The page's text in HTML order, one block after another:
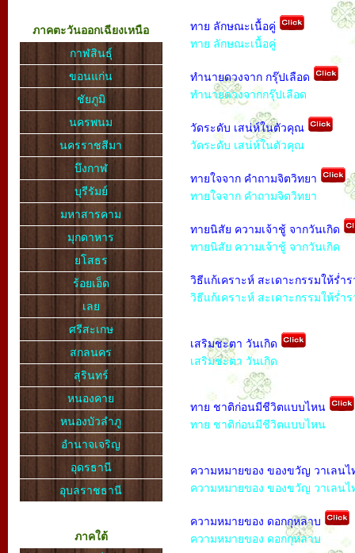
ภาคตะวันออกเฉียงเหนือ
กาฬสินธุ์
ขอนแก่น
ชัยภูมิ
นครพนม
นครราชสีมา
บึงกาฬ
บุรีรัมย์
มหาสารคาม
มุกดาหาร
ยโสธร
ร้อยเอ็ด
เลย
ศรีสะเกษ
สกลนคร
สุรินทร์
หนองคาย
หนองบัวลำภู
อำนาจเจริญ
อุดรธานี
อุบลราชธานี
ภาคใต้
ทาย ลักษณะเนื้อคู่
ทาย ลักษณะเนื้อคู่
ทำนายดวงจาก กรุ๊ปเลือด
ทำนายดวงจากกรุ๊ปเลือด
วัดระดับ เสน่ห์ในตัวคุณ
วัดระดับ เสน่ห์ในตัวคุณ
ทายใจจาก คำถามจิตวิทยา
ทายใจจาก คำถามจิตวิทยา
ทายนิสัย ความเจ้าชู้ จากวันเกิด
ทายนิสัย ความเจ้าชู้ จากวันเกิด
วิธีแก้เคราะห์ สะเดาะกรรมให้ร่ำ
วิธีแก้เคราะห์ สะเดาะกรรมให้ร่ำร
เสริมชะตา วันเกิด
เสริมชะตา วันเกิด
ทาย ชาติก่อนมีชีวิตแบบไหน
ทาย ชาติก่อนมีชีวิตแบบไหน
ความหมายของ ของขวัญ วาเลน
ความหมายของ ของขวัญ วาเลนไ
ความหมายของ ดอกกุหลาบ
ความหมายของ ดอกกุหลาบ